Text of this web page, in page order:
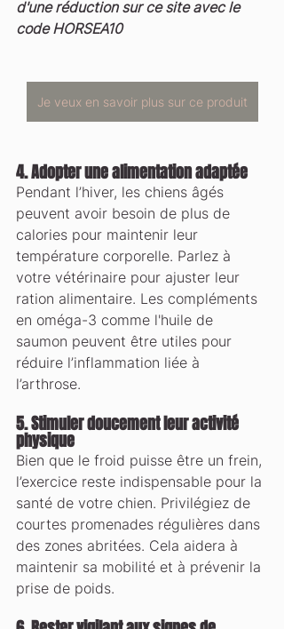
d'une réduction sur ce site avec le
code HORSEA10
Je veux en savoir plus sur ce produit
4. Adopter une alimentation adaptée
Pendant l’hiver, les chiens âgés
peuvent avoir besoin de plus de
calories pour maintenir leur
température corporelle. Parlez à
votre vétérinaire pour ajuster leur
ration alimentaire. Les compléments
en oméga-3 comme l'huile de
saumon peuvent être utiles pour
réduire l’inflammation liée à
l’arthrose.
5. Stimuler doucement leur activité
physique
Bien que le froid puisse être un frein,
l’exercice reste indispensable pour la
santé de votre chien. Privilégiez de
courtes promenades régulières dans
des zones abritées. Cela aidera à
maintenir sa mobilité et à prévenir la
prise de poids.